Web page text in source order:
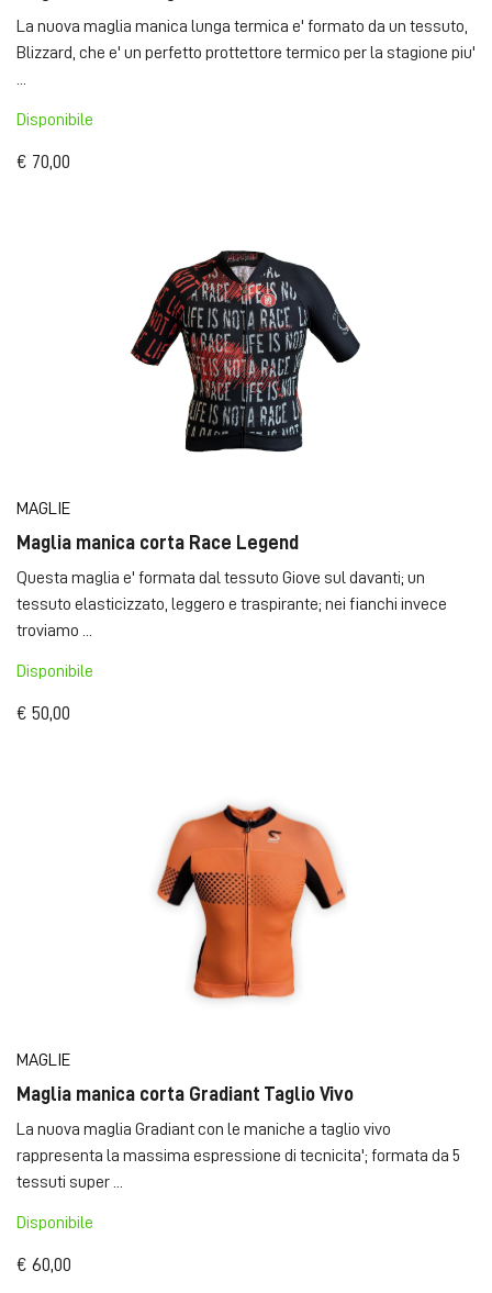
La nuova maglia manica lunga termica e' formato da un tessuto,
Blizzard, che e' un perfetto prottettore termico per la stagione piu'
Disponibile
€ 70,00
MAGLIE
Maglia manica corta Race Legend
Questa maglia e' formata dal tessuto Giove sul davanti; un
tessuto elasticizzato, leggero e traspirante; nei fianchi invece
troviamo ...
Disponibile
€ 50,00
MAGLIE
Maglia manica corta Gradiant Taglio Vivo
La nuova maglia Gradiant con le maniche a taglio vivo
rappresenta la massima espressione di tecnicita'; formata da 5
tessuti super ...
Disponibile
€ 60,00